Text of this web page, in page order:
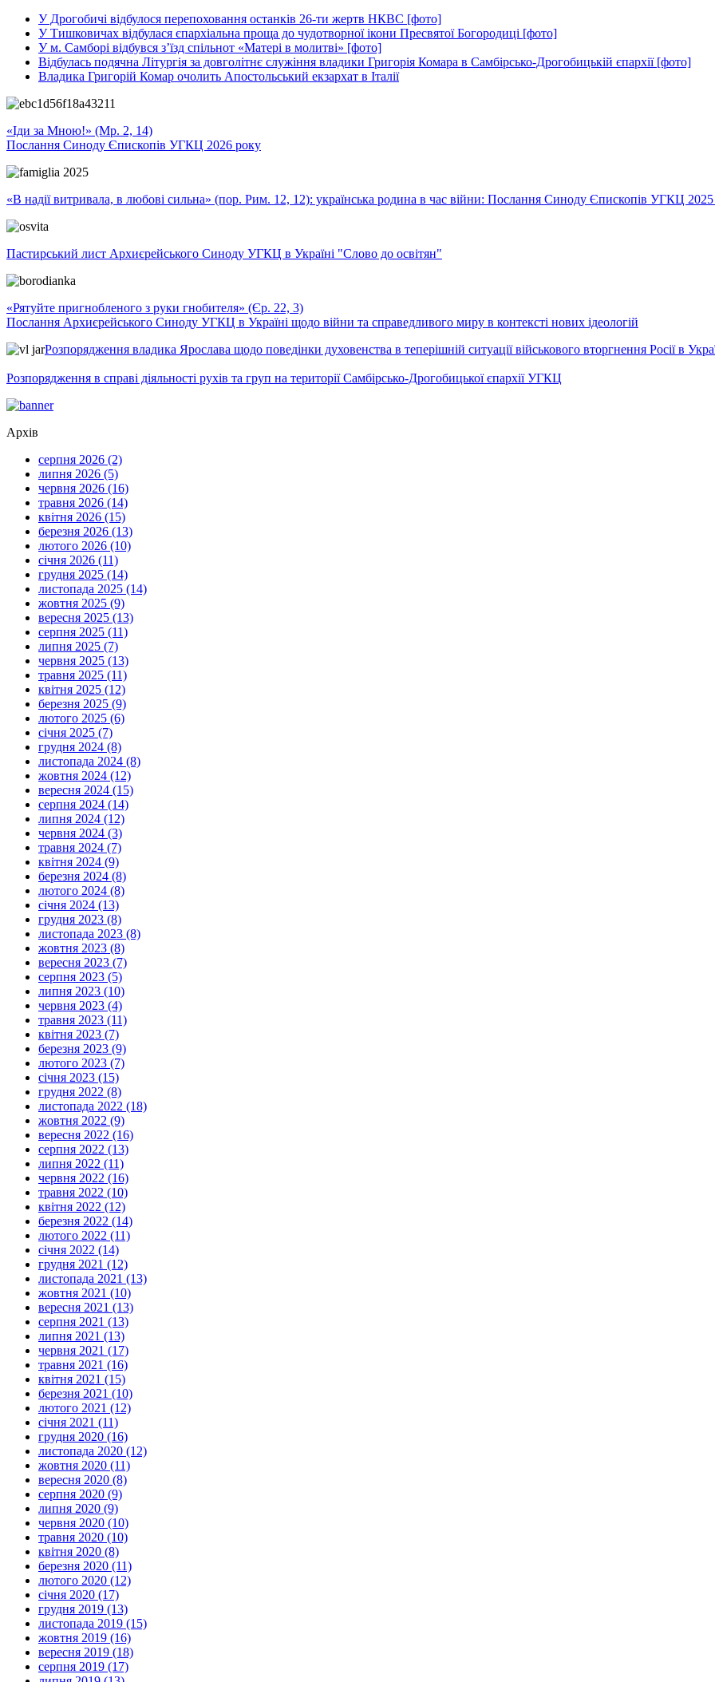
У Дрогобичі відбулося перепоховання останків 26-ти жертв НКВС [фото]
У Тишковичах відбулася єпархіальна проща до чудотворної ікони Пресвятої Богородиці [фото]
У м. Самборі відбувся з’їзд спільнот «Матері в молитві» [фото]
Відбулась подячна Літургія за довголітнє служіння владики Григорія Комара в Самбірсько-Дрогобицькій єпархії [фото]
Владика Григорій Комар очолить Апостольський екзархат в Італії
«Іди за Мною!» (Мр. 2, 14)
Послання Синоду Єпископів УГКЦ 2026 року
«В надії витривала, в любові сильна» (пор. Рим. 12, 12): українська родина в час війни: Послання Синоду Єпископів УГКЦ
Пастирський лист Архиєрейського Синоду УГКЦ в Україні "Слово до освітян"
«Рятуйте пригнобленого з руки гнобителя» (Єр. 22, 3)
Послання Архиєрейського Синоду УГКЦ в Україні щодо війни та справедливого миру в контексті нових ідеологій
Розпорядження владика Ярослава щодо поведінки духовенства в теперішній ситуації військового вторгнення Росії в
Розпорядження в справі діяльності рухів та груп на території Самбірсько-Дрогобицької єпархії УГКЦ
Архів
серпня 2026 (2)
липня 2026 (5)
червня 2026 (16)
травня 2026 (14)
квітня 2026 (15)
березня 2026 (13)
лютого 2026 (10)
січня 2026 (11)
грудня 2025 (14)
листопада 2025 (14)
жовтня 2025 (9)
вересня 2025 (13)
серпня 2025 (11)
липня 2025 (7)
червня 2025 (13)
травня 2025 (11)
квітня 2025 (12)
березня 2025 (9)
лютого 2025 (6)
січня 2025 (7)
грудня 2024 (8)
листопада 2024 (8)
жовтня 2024 (12)
вересня 2024 (15)
серпня 2024 (14)
липня 2024 (12)
червня 2024 (3)
травня 2024 (7)
квітня 2024 (9)
березня 2024 (8)
лютого 2024 (8)
січня 2024 (13)
грудня 2023 (8)
листопада 2023 (8)
жовтня 2023 (8)
вересня 2023 (7)
серпня 2023 (5)
липня 2023 (10)
червня 2023 (4)
травня 2023 (11)
квітня 2023 (7)
березня 2023 (9)
лютого 2023 (7)
січня 2023 (15)
грудня 2022 (8)
листопада 2022 (18)
жовтня 2022 (9)
вересня 2022 (16)
серпня 2022 (13)
липня 2022 (11)
червня 2022 (16)
травня 2022 (10)
квітня 2022 (12)
березня 2022 (14)
лютого 2022 (11)
січня 2022 (14)
грудня 2021 (12)
листопада 2021 (13)
жовтня 2021 (10)
вересня 2021 (13)
серпня 2021 (13)
липня 2021 (13)
червня 2021 (17)
травня 2021 (16)
квітня 2021 (15)
березня 2021 (10)
лютого 2021 (12)
січня 2021 (11)
грудня 2020 (16)
листопада 2020 (12)
жовтня 2020 (11)
вересня 2020 (8)
серпня 2020 (9)
липня 2020 (9)
червня 2020 (10)
травня 2020 (10)
квітня 2020 (8)
березня 2020 (11)
лютого 2020 (12)
січня 2020 (17)
грудня 2019 (13)
листопада 2019 (15)
жовтня 2019 (16)
вересня 2019 (18)
серпня 2019 (17)